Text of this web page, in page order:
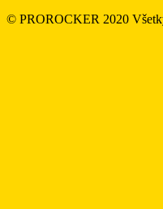
© PROROCKER 2020